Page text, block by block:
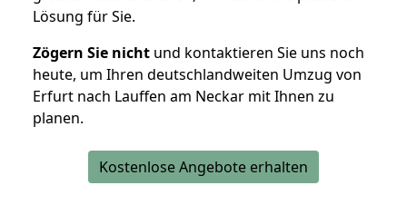
Lösung für Sie.
Zögern Sie nicht und kontaktieren Sie uns noch
heute, um Ihren deutschlandweiten Umzug von
Erfurt nach Lauffen am Neckar mit Ihnen zu
planen.
Kostenlose Angebote erhalten